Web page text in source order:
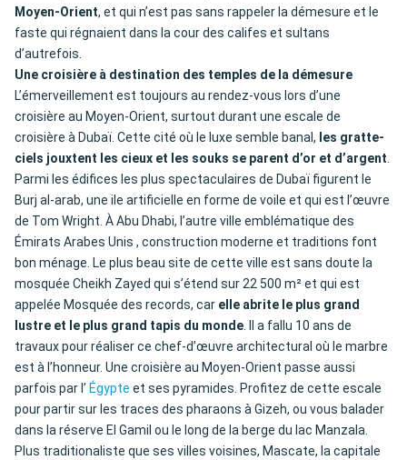
Moyen-Orient, et qui n’est pas sans rappeler la démesure et le
faste qui régnaient dans la cour des califes et sultans
d’autrefois.
Une croisière à destination des temples de la démesure
L’émerveillement est toujours au rendez-vous lors d’une
croisière au Moyen-Orient, surtout durant une escale de
croisière à Dubaï. Cette cité où le luxe semble banal, les gratte-
ciels jouxtent les cieux et les souks se parent d’or et d’argent
Parmi les édifices les plus spectaculaires de Dubaï figurent le
Burj al-arab, une ile artificielle en forme de voile et qui est l’œuvre
de Tom Wright. À Abu Dhabi, l’autre ville emblématique des
Émirats Arabes Unis , construction moderne et traditions font
bon ménage. Le plus beau site de cette ville est sans doute la
mosquée Cheikh Zayed qui s’étend sur 22 500 m² et qui est
appelée Mosquée des records, car elle abrite le plus grand
lustre et le plus grand tapis du monde . Il a fallu 10 ans de
travaux pour réaliser ce chef-d’œuvre architectural où le marbre
est à l’honneur. Une croisière au Moyen-Orient passe aussi
parfois par l’ Égypte et ses pyramides. Profitez de cette escale
pour partir sur les traces des pharaons à Gizeh, ou vous balader
dans la réserve El Gamil ou le long de la berge du lac Manzala.
Plus traditionaliste que ses villes voisines, Mascate, la capitale